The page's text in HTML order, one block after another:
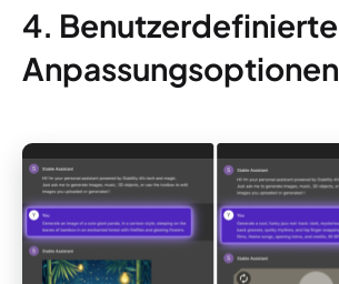
4. Benutzerdefinierte
Anpassungsoptionen